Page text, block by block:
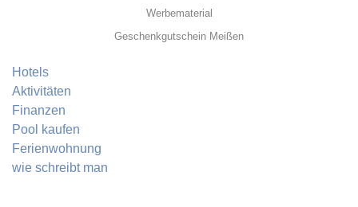
Werbematerial
Geschenkgutschein Meißen
Hotels
Aktivitäten
Finanzen
Pool kaufen
Ferienwohnung
wie schreibt man